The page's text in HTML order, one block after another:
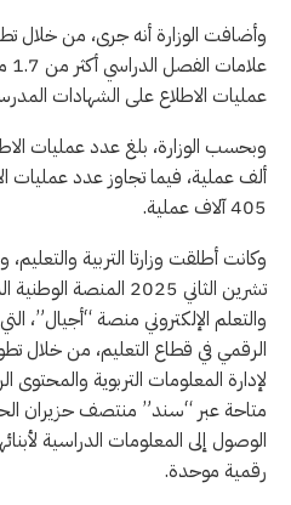
وأضافت الوزارة أنه جرى، من خلال
عمليات الاطلاع على الشهادات المدرسية 1.3 مليون
ألف عملية، فيما تجاوز عدد عمليات
405 آلاف عملية.
وكانت أطلقت وزارتا التربية والتعليم،
تشرين الثاني 2025
والتعلم الإلكتروني منصة “أجيال”،
الرقمي في قطاع التعليم، من خلال
لإدارة المعلومات التربوية
متاحة عبر “سند” منتصف حزيران
الوصول إلى المعلومات الدراسية
رقمية موحدة.